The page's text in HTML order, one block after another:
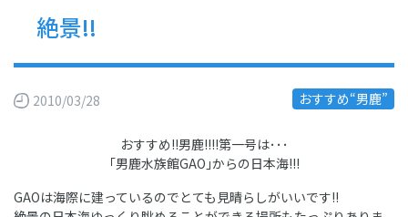
絶景!!
2010/03/28 おすすめ“男鹿”
おすすめ!!男鹿!!!!第一号は･･･
｢男鹿水族館GAO｣からの日本海!!!
GAOは海際に建っているのでとても見晴らしがいいです!!